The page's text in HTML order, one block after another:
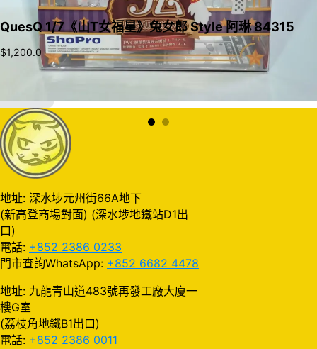
QuesQ 1/7《山T女福星》兔女郎 Style 阿琳 84315
$1,200.0
地址: 深水埗元州街66A地下
(新高登商場對面) (深水埗地鐵站D1出
口)
電話: +852 2386 0233
門市查詢WhatsApp: +852 6682 4478
地址: 九龍青山道483號再發工廠大廈一
樓G室
(荔枝角地鐵B1出口)
電話: +852 2386 0011